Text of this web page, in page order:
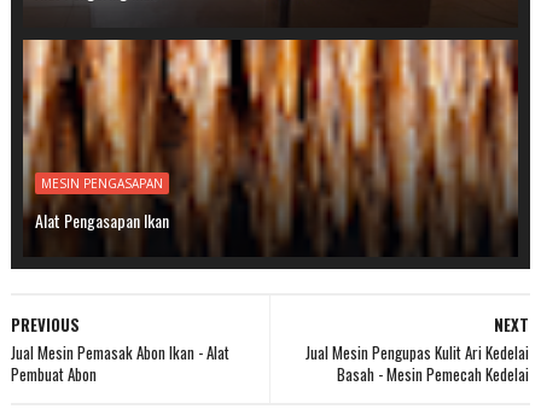
MESIN PENGASAPAN
Alat Pengasapan Ikan
NEXT
Jual Mesin Pengupas Kulit Ari Kedelai
Basah - Mesin Pemecah Kedelai
PREVIOUS
Jual Mesin Pemasak Abon Ikan - Alat
Pembuat Abon